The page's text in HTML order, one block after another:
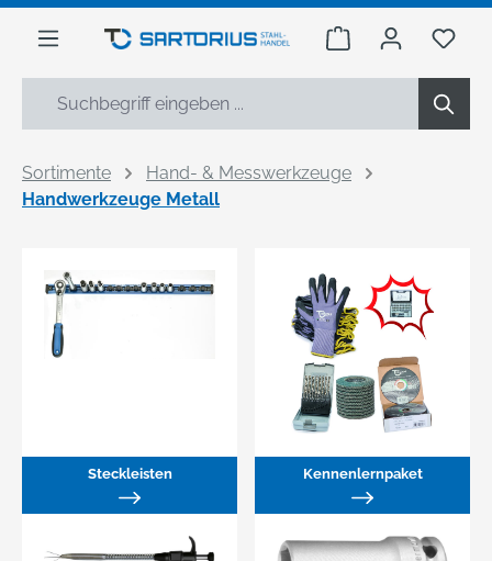
springen
Warenkorb Du
Sortimente
Hand- & Messwerkzeuge
Handwerkzeuge Metall
Steckleisten Kennenlernpaket